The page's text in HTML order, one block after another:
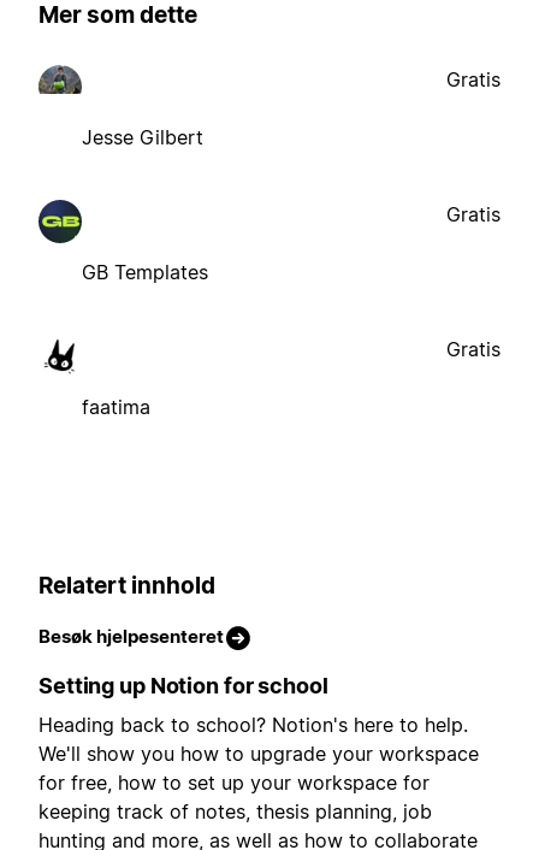
Mer som dette
Jesse Gilbert
Gratis
GB Templates
Gratis
faatima
Gratis
Relatert innhold
Besøk hjelpesenteret
Setting up Notion for school
Heading back to school? Notion's here to help.
We'll show you how to upgrade your workspace
for free, how to set up your workspace for
keeping track of notes, thesis planning, job
hunting and more, as well as how to collaborate